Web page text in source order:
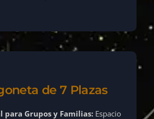
de 7 Plazas
para Grupos y Familias:Espacio